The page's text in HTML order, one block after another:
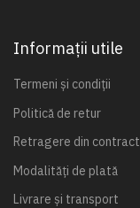
Informații utile
Termeni și condiții
Politică de retur
Retragere din contract
Modalități de plată
Livrare și transport